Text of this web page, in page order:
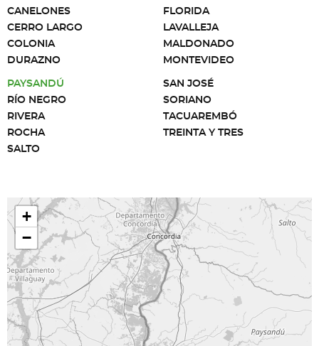
CANELONES
CERRO LARGO
COLONIA
DURAZNO
FLORIDA
LAVALLEJA
MALDONADO
MONTEVIDEO
PAYSANDÚ
RÍO NEGRO
RIVERA
ROCHA
SALTO
SAN JOSÉ
SORIANO
TACUAREMBÓ
TREINTA Y TRES
+
−